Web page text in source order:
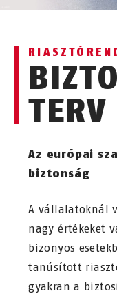
Az európai
biztonság
A vállalatoknál
nagy értékeket
bizonyos
tanúsított
gyakran a